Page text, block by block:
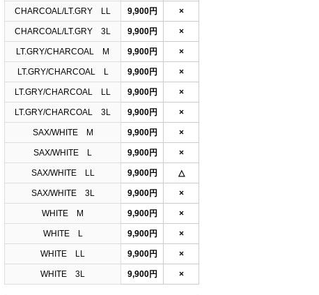
CHARCOAL/LT.GRY LL 9,900円 ×
CHARCOAL/LT.GRY 3L 9,900円 ×
LT.GRY/CHARCOAL M 9,900円 ×
LT.GRY/CHARCOAL L 9,900円 ×
LT.GRY/CHARCOAL LL 9,900円 ×
LT.GRY/CHARCOAL 3L 9,900円 ×
SAX/WHITE M 9,900円 ×
SAX/WHITE L 9,900円 ×
SAX/WHITE LL 9,900円 △
SAX/WHITE 3L 9,900円 ×
WHITE M 9,900円 ×
WHITE L 9,900円 ×
WHITE LL 9,900円 ×
WHITE 3L 9,900円 ×